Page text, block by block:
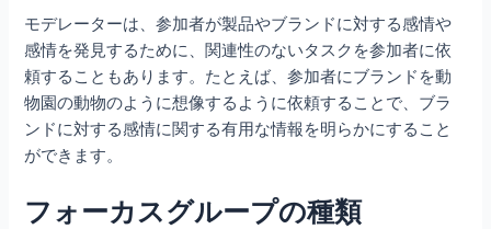
モデレーターは、参加者が製品やブランドに対する感情や
感情を発見するために、関連性のないタスクを参加者に依
頼することもあります。たとえば、参加者にブランドを動
物園の動物のように想像するように依頼することで、ブラ
ンドに対する感情に関する有用な情報を明らかにすること
ができます。
フォーカスグループの種類